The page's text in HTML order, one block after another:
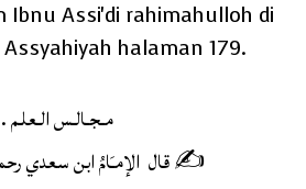
Ibnu Assi'di rahimahulloh di
halaman 179.
مـجـالـس الـعلـم .
✍ ️قال الإمـَامُ ابن سعدي